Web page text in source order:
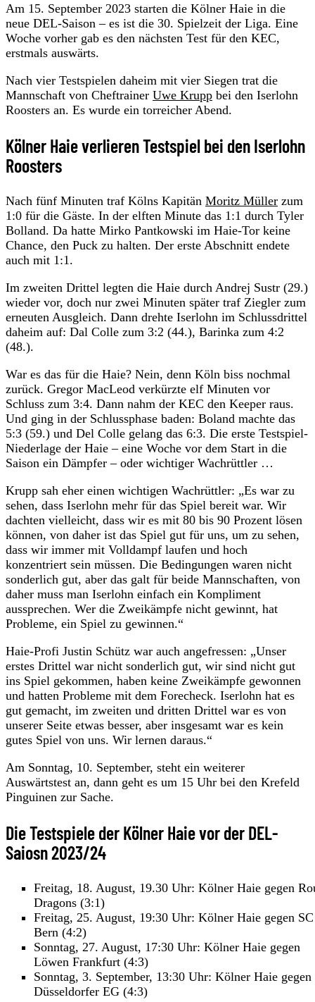
Am 15. September 2023 starten die Kölner Haie in die
neue DEL-Saison – es ist die 30. Spielzeit der Liga. Eine
Woche vorher gab es den nächsten Test für den KEC,
erstmals auswärts.
Nach vier Testspielen daheim mit vier Siegen trat die
Mannschaft von Cheftrainer Uwe Krupp bei den Iserlohn
Roosters an. Es wurde ein torreicher Abend.
Kölner Haie verlieren Testspiel bei den Iserlohn
Roosters
Nach fünf Minuten traf Kölns Kapitän Moritz Müller zum
1:0 für die Gäste. In der elften Minute das 1:1 durch Tyler
Bolland. Da hatte Mirko Pantkowski im Haie-Tor keine
Chance, den Puck zu halten. Der erste Abschnitt endete
auch mit 1:1.
Im zweiten Drittel legten die Haie durch Andrej Sustr (29.)
wieder vor, doch nur zwei Minuten später traf Ziegler zum
erneuten Ausgleich. Dann drehte Iserlohn im Schlussdrittel
daheim auf: Dal Colle zum 3:2 (44.), Barinka zum 4:2
(48.).
War es das für die Haie? Nein, denn Köln biss nochmal
zurück. Gregor MacLeod verkürzte elf Minuten vor
Schluss zum 3:4. Dann nahm der KEC den Keeper raus.
Und ging in der Schlussphase baden: Boland machte das
5:3 (59.) und Del Colle gelang das 6:3. Die erste Testspiel-
Niederlage der Haie – eine Woche vor dem Start in die
Saison ein Dämpfer – oder wichtiger Wachrüttler …
Krupp sah eher einen wichtigen Wachrüttler: „Es war zu
sehen, dass Iserlohn mehr für das Spiel bereit war. Wir
dachten vielleicht, dass wir es mit 80 bis 90 Prozent lösen
können, von daher ist das Spiel gut für uns, um zu sehen,
dass wir immer mit Volldampf laufen und hoch
konzentriert sein müssen. Die Bedingungen waren nicht
sonderlich gut, aber das galt für beide Mannschaften, von
daher muss man Iserlohn einfach ein Kompliment
aussprechen. Wer die Zweikämpfe nicht gewinnt, hat
Probleme, ein Spiel zu gewinnen.“
Haie-Profi Justin Schütz war auch angefressen: „Unser
erstes Drittel war nicht sonderlich gut, wir sind nicht gut
ins Spiel gekommen, haben keine Zweikämpfe gewonnen
und hatten Probleme mit dem Forecheck. Iserlohn hat es
gut gemacht, im zweiten und dritten Drittel war es von
unserer Seite etwas besser, aber insgesamt war es kein
gutes Spiel von uns. Wir lernen daraus.“
Am Sonntag, 10. September, steht ein weiterer
Auswärtstest an, dann geht es um 15 Uhr bei den Krefeld
Pinguinen zur Sache.
Die Testspiele der Kölner Haie vor der DEL-
Saiosn 2023/24
Freitag, 18. August, 19.30 Uhr: Kölner Haie gegen
Dragons (3:1)
Freitag, 25. August, 19:30 Uhr: Kölner Haie gegen SC
Bern (4:2)
Sonntag, 27. August, 17:30 Uhr: Kölner Haie gegen
Löwen Frankfurt (4:3)
Sonntag, 3. September, 13:30 Uhr: Kölner Haie gegen
Düsseldorfer EG (4:3)